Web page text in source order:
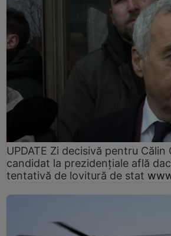
UPDATE Zi decisivă pentru Călin
candidat la prezidențiale află
tentativă de lovitură de stat